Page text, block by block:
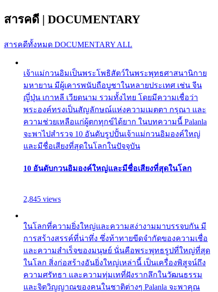
สารคดี | DOCUMENTARY
สารคดีทั้งหมด DOCUMENTARY ALL
เจ้าแม่กวนอิมเป็นพระโพธิสัตว์ในพระพุทธศาสนานิกาย
มหายาน มีผู้เคารพนับถือบูชาในหลายประเทศ เช่น จีน
ญี่ปุ่น เกาหลี เวียดนาม รวมทั้งไทย โดยมีความเชื่อว่า
พระองค์ทรงเป็นสัญลักษณ์แห่งความเมตตา กรุณา และ
ความช่วยเหลือแก่ผู้ตกทุกข์ได้ยาก ในบทความนี้ Palanla
จะพาไปสำรวจ 10 อันดับรูปปั้นเจ้าแม่กวนอิมองค์ใหญ่
และมีชื่อเสียงที่สุดในโลกในปัจจุบัน
10 อันดับกวนอิมองค์ใหญ่และมีชื่อเสียงที่สุดในโลก
2,845 views
ในโลกที่ความยิ่งใหญ่และความสง่างามมาบรรจบกัน มี
การสร้างสรรค์ที่น่าทึ่ง ซึ่งท้าทายขีดจำกัดของความเชื่อ
และความสำเร็จของมนุษย์ นั่นคือพระพุทธรูปที่ใหญ่ที่สุด
ในโลก สิ่งก่อสร้างอันยิ่งใหญ่เหล่านี้ เป็นเครื่องพิสูจน์ถึง
ความศรัทธา และความทุ่มเทที่ฝังรากลึกในวัฒนธรรม
และจิตวิญญาณของคนในชาติต่างๆ Palanla จะพาคุณ